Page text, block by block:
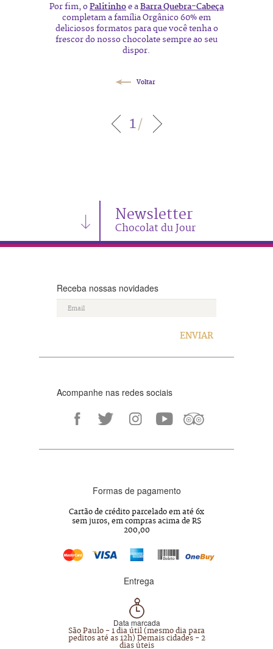
Por fim, oPalitinhoe aBarra Quebra-Cabeça
completam a família Orgânico 60% em
deliciosos formatos para que você tenha o
frescor do nosso chocolate sempre ao seu
dispor.
Voltar
1/
Newsletter
Chocolat du Jour
Formas de pagamento
Cartão de crédito parcelado em até 6x
sem juros, em compras acima de R$
200,00
Entrega
Data marcada
São Paulo - 1 dia útil (mesmo dia para
peditos até as 12h) Demais cidades - 2
dias úteis
Receba nossas novidades
ENVIAR
Acompanhe nas redes sociais